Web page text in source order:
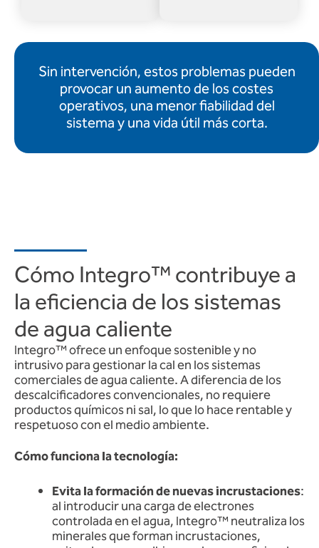
Sin intervención, estos problemas pueden
provocar un aumento de los costes
operativos, una menor fiabilidad del
sistema y una vida útil más corta.
Cómo Integro™ contribuye a
la eficiencia de los sistemas
de agua caliente
Integro™ ofrece un enfoque sostenible y no
intrusivo para gestionar la cal en los sistemas
comerciales de agua caliente. A diferencia de los
descalcificadores convencionales, no requiere
productos químicos ni sal, lo que lo hace rentable y
respetuoso con el medio ambiente.
Cómo funciona la tecnología:
Evita la formación de nuevas incrustaciones:
al introducir una carga de electrones
controlada en el agua, Integro™ neutraliza los
minerales que forman incrustaciones,